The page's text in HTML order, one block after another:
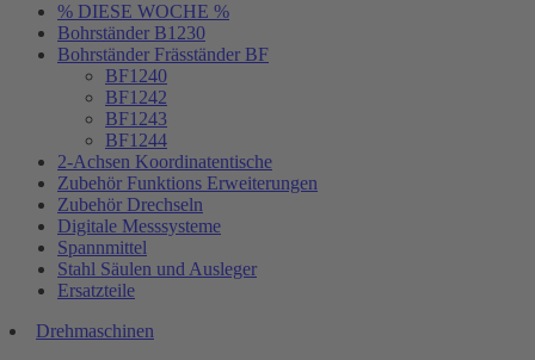
% DIESE WOCHE %
Bohrständer B1230
Bohrständer Fräsständer BF
BF1240
BF1242
BF1243
BF1244
2-Achsen Koordinatentische
Zubehör Funktions Erweiterungen
Zubehör Drechseln
Digitale Messsysteme
Spannmittel
Stahl Säulen und Ausleger
Ersatzteile
Drehmaschinen